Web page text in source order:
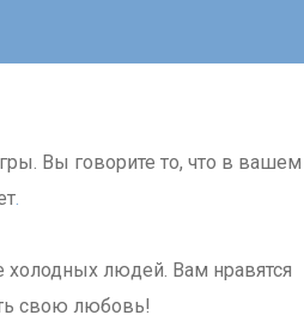
Вы говорите то, что в вашем
.
холодных людей. Вам нравятся
свою любовь!